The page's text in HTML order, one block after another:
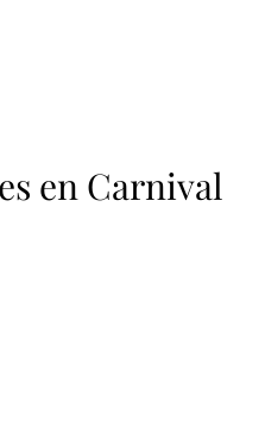
en Carnival